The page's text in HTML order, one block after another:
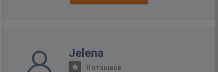
Jelena
· 0 отзывов